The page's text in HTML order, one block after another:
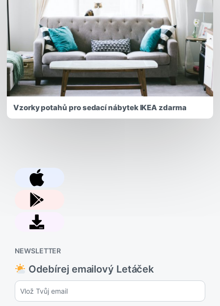
Vzorky potahů pro sedací nábytek IKEA zdarma
NEWSLETTER
Odebírej emailový Letáček